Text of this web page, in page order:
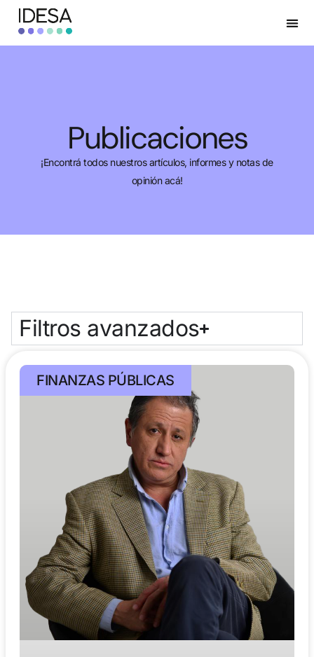
Publicaciones
¡Encontrá todos nuestros artículos, informes y notas de
opinión acá!
Filtros avanzados
FINANZAS PÚBLICAS